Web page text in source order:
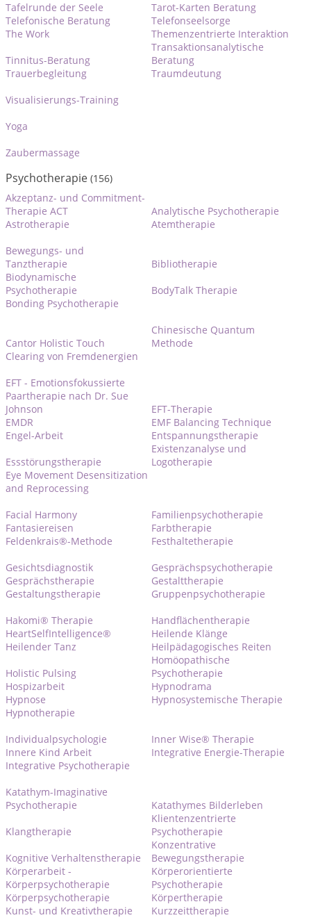
Tafelrunde der Seele
Tarot-Karten Beratung
Telefonische Beratung
Telefonseelsorge
The Work
Themenzentrierte Interaktion
Tinnitus-Beratung
Transaktionsanalytische
Beratung
Trauerbegleitung
Traumdeutung
Visualisierungs-Training
Yoga
Zaubermassage
Psychotherapie (156)
Akzeptanz- und Commitment-
Therapie ACT
Analytische Psychotherapie
Astrotherapie
Atemtherapie
Bewegungs- und
Tanztherapie
Bibliotherapie
Biodynamische
Psychotherapie
BodyTalk Therapie
Bonding Psychotherapie
Cantor Holistic Touch
Chinesische Quantum
Methode
Clearing von Fremdenergien
EFT - Emotionsfokussierte
Paartherapie nach Dr. Sue
Johnson
EFT-Therapie
EMDR
EMF Balancing Technique
Engel-Arbeit
Entspannungstherapie
Essstörungstherapie
Existenzanalyse und
Logotherapie
Eye Movement Desensitization
and Reprocessing
Facial Harmony
Familienpsychotherapie
Fantasiereisen
Farbtherapie
Feldenkrais®-Methode
Festhaltetherapie
Gesichtsdiagnostik
Gesprächspsychotherapie
Gesprächstherapie
Gestalttherapie
Gestaltungstherapie
Gruppenpsychotherapie
Hakomi® Therapie
Handflächentherapie
HeartSelfIntelligence®
Heilende Klänge
Heilender Tanz
Heilpädagogisches Reiten
Holistic Pulsing
Homöopathische
Psychotherapie
Hospizarbeit
Hypnodrama
Hypnose
Hypnosystemische Therapie
Hypnotherapie
Individualpsychologie
Inner Wise® Therapie
Innere Kind Arbeit
Integrative Energie-Therapie
Integrative Psychotherapie
Katathym-Imaginative
Psychotherapie
Katathymes Bilderleben
Klangtherapie
Klientenzentrierte
Psychotherapie
Kognitive Verhaltenstherapie
Konzentrative
Bewegungstherapie
Körperarbeit -
Körperpsychotherapie
Körperorientierte
Psychotherapie
Körperpsychotherapie
Körpertherapie
Kunst- und Kreativtherapie
Kurzzeittherapie